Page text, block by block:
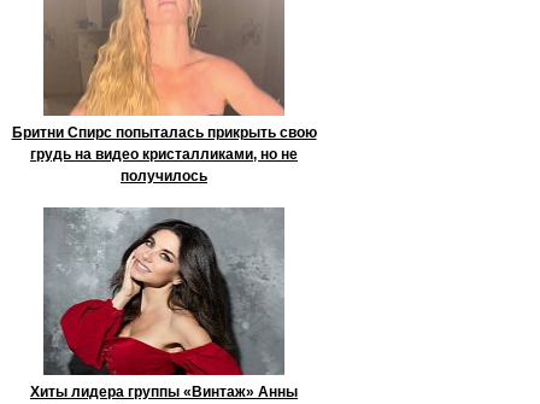
Бритни Спирс попыталась прикрыть свою
грудь на видео кристалликами, но не
получилось
Хиты лидера группы «Винтаж» Анны